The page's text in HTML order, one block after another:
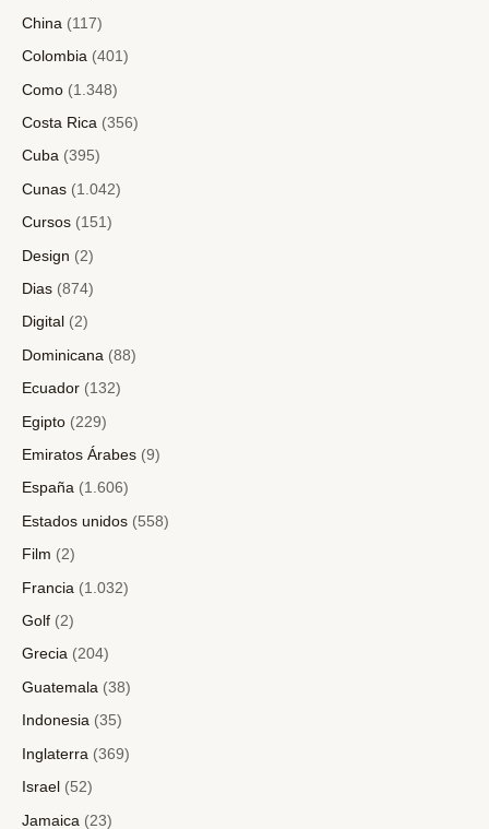
China (117)
Colombia (401)
Como (1.348)
Costa Rica (356)
Cuba (395)
Cunas (1.042)
Cursos (151)
Design (2)
Dias (874)
Digital (2)
Dominicana (88)
Ecuador (132)
Egipto (229)
Emiratos Árabes (9)
España (1.606)
Estados unidos (558)
Film (2)
Francia (1.032)
Golf (2)
Grecia (204)
Guatemala (38)
Indonesia (35)
Inglaterra (369)
Israel (52)
Jamaica (23)